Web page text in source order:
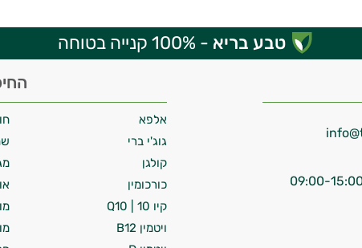
טבע בריא - 100% קנייה בטוחה
אלפא
גוג'י ברי
קולגן
כורכומין
קיו 10 | Q10
ויטמין B12